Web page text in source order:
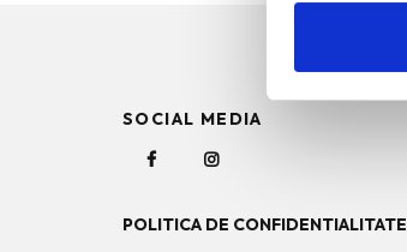
SOCIAL MEDIA
POLITICA DE CONFIDENTIALITATE